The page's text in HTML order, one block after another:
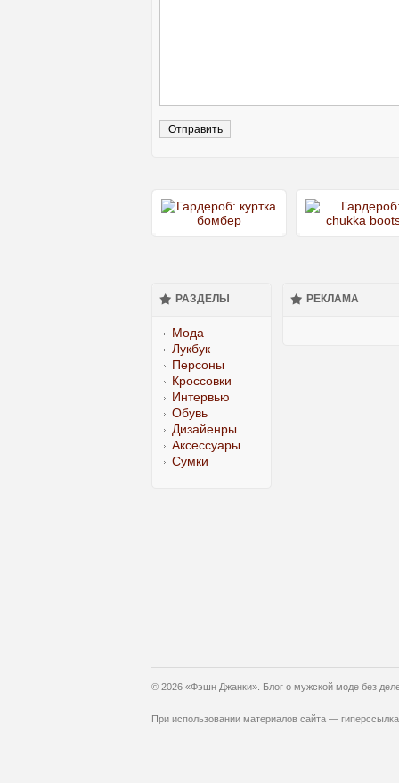
РАЗДЕЛЫ
Мода
Лукбук
Персоны
Кроссовки
Интервью
Обувь
Дизайенры
Аксессуары
Сумки
РЕКЛАМА
© 2026 «Фэшн Джанки». Блог о мужской моде без
При использовании материалов сайта —